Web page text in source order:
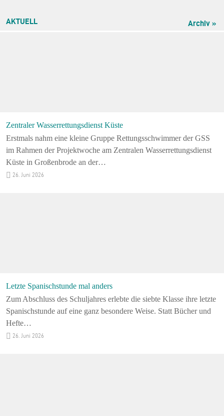
AKTUELL Archiv »
Zentraler Wasserrettungsdienst Küste
Erstmals nahm eine kleine Gruppe Rettungsschwimmer der GSS
im Rahmen der Projektwoche am Zentralen Wasserrettungsdienst
Küste in Großenbrode an der…
26. Juni 2026
Letzte Spanischstunde mal anders
Zum Abschluss des Schuljahres erlebte die siebte Klasse ihre letzte
Spanischstunde auf eine ganz besondere Weise. Statt Bücher und
Hefte…
26. Juni 2026